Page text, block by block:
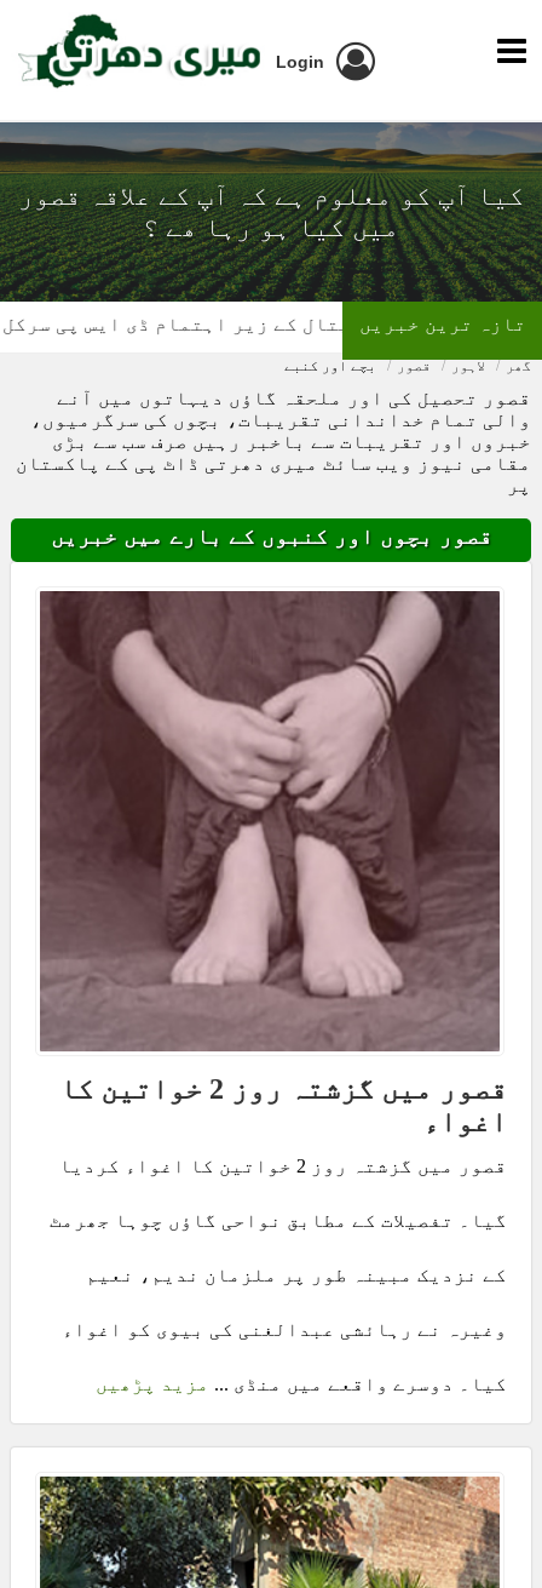
Login
کیا آپ کو معلوم ہے کہ آپ کے علاقہ قصور
میں کیا ہو رہا ھے ؟
کے زیر اہتمام ڈی ایس پی سرکل چونیاں آفس میں
تازہ ترین خبریں
گھر لاہور قصور بچے اور کنبے
قصور تحصیل کی اور ملحقہ گاؤں دیہاتوں میں آنے
والی تمام خداندانی تقریبات، بچوں کی سرگرمیوں،
خبروں اور تقریبات سے باخبر رہیں صرف سب سے بڑی
مقامی نیوز ویب سائٹ میری دھرتی ڈاٹ پی کے پاکستان
پر
قصور بچوں اور کنبوں کے بارے میں خبریں
قصور میں گزشتہ روز 2 خواتین کا
اغواء
قصور میں گزشتہ روز 2 خواتین کا اغواء کردیا
گیا۔ تفصیلات کے مطابق نواحی گاؤں چوہا جھرمٹ
کے نزدیک مبینہ طور پر ملزمان ندیم، نعیم
وغیرہ نے رہائشی عبدالغنی کی بیوی کو اغواء
کیا۔ دوسرے واقعے میں منڈی ... مزید پڑھیں